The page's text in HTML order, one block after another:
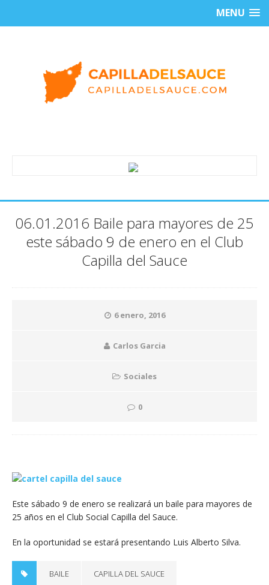
MENU
06.01.2016 Baile para mayores de 25
este sábado 9 de enero en el Club
Capilla del Sauce
6 enero, 2016
Carlos Garcia
Sociales
0
Este sábado 9 de enero se realizará un baile para mayores de
25 años en el Club Social Capilla del Sauce.
En la oportunidad se estará presentando Luis Alberto Silva.
BAILE CAPILLA DEL SAUCE